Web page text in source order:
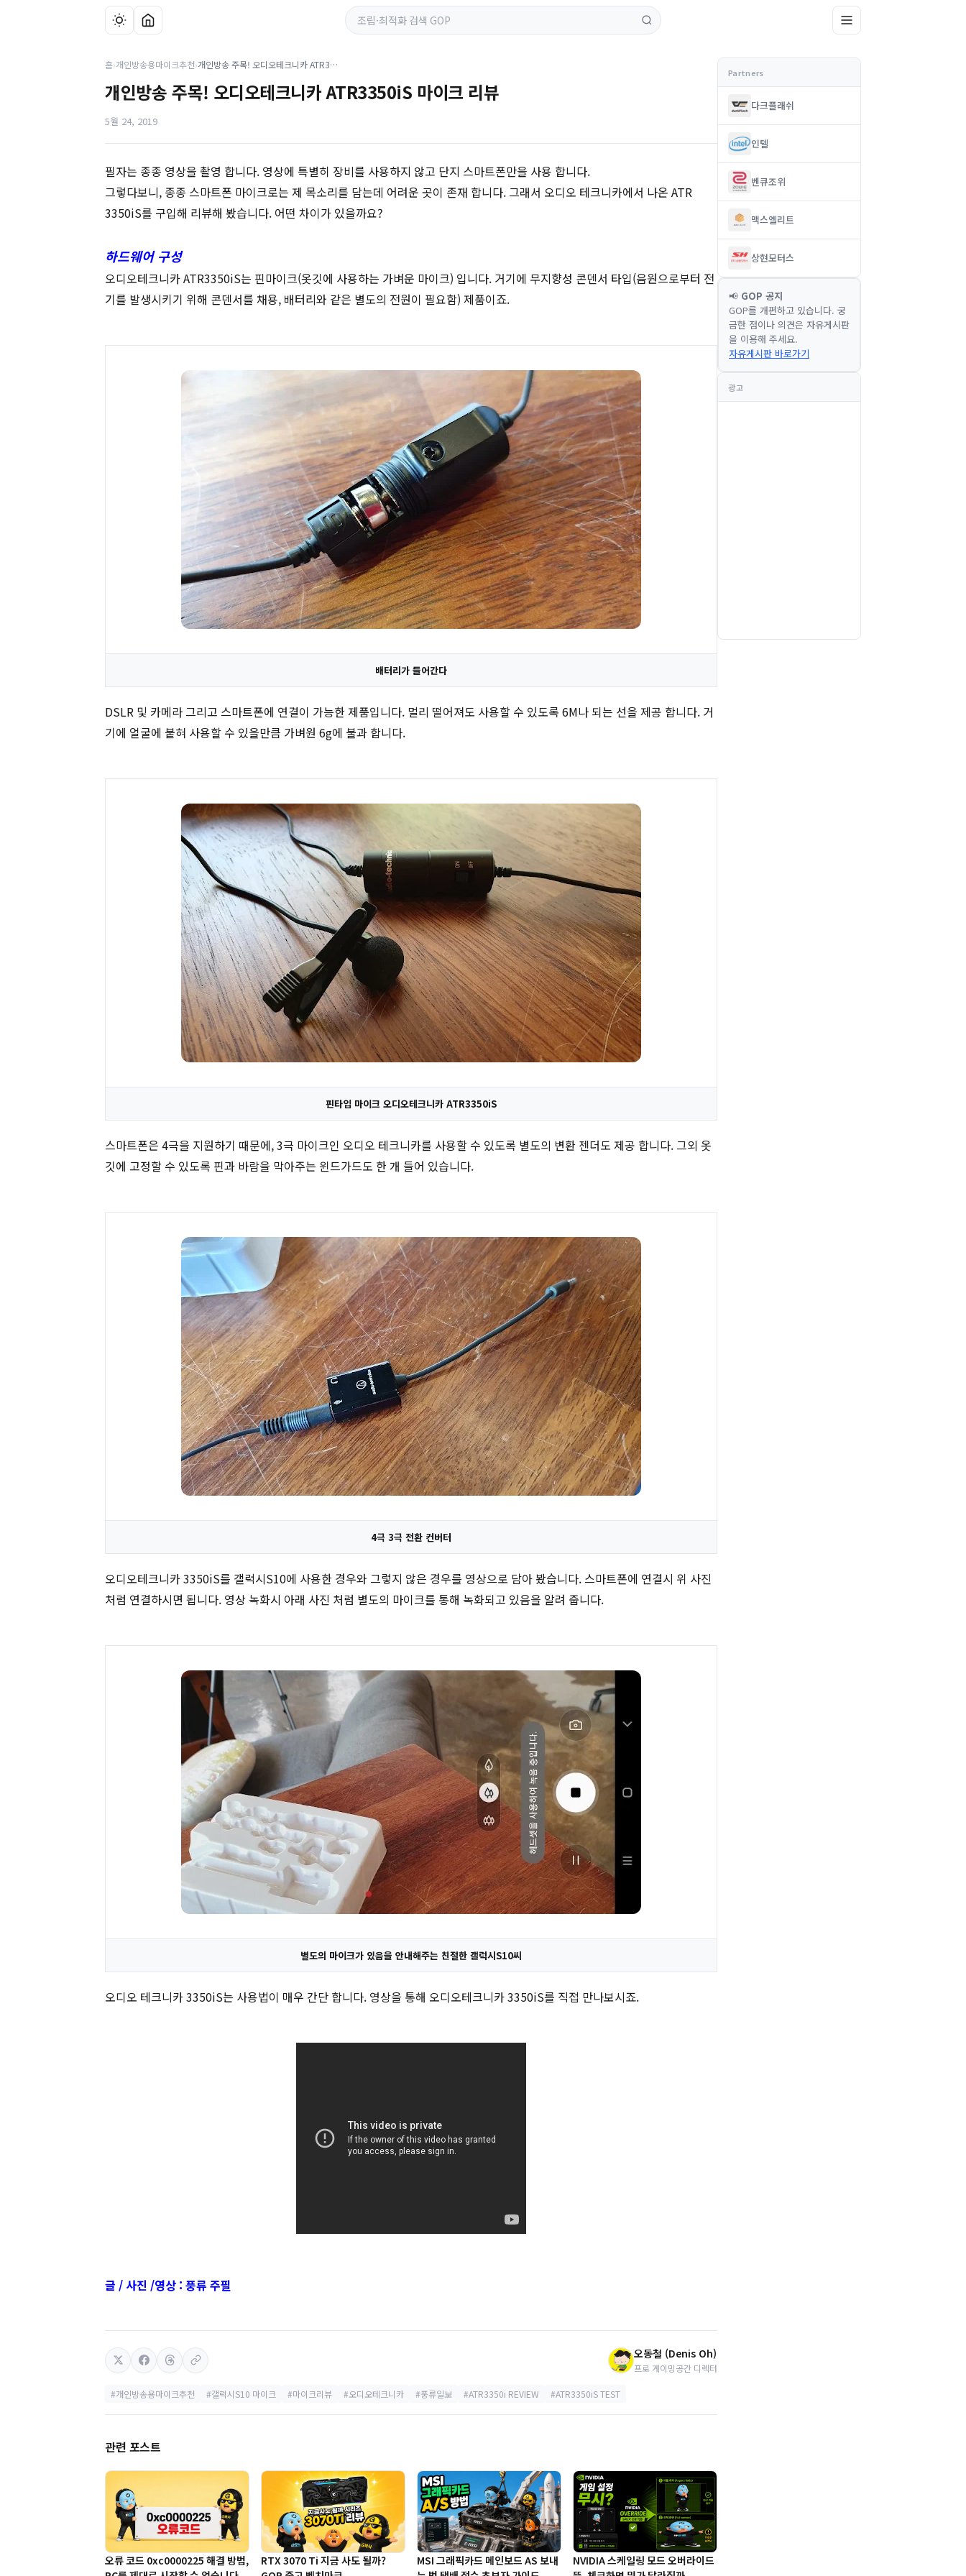
홈›개인방송용마이크추천› 개인방송 주목! 오디오테크니카 ATR3350iS 마이크 리뷰
개인방송 주목! 오디오테크니카 ATR3350iS 마이크 리뷰
5월 24, 2019
필자는 종종 영상을 촬영 합니다. 영상에 특별히 장비를 사용하지 않고 단지 스마트폰만을 사용 합니다.
그렇다보니, 종종 스마트폰 마이크로는 제 목소리를 담는데 어려운 곳이 존재 합니다. 그래서 오디오 테크니카에서 나온 ATR
3350iS를 구입해 리뷰해 봤습니다. 어떤 차이가 있을까요?
하드웨어 구성
오디오테크니카 ATR3350iS는 핀마이크(옷깃에 사용하는 가벼운 마이크) 입니다. 거기에 무지향성 콘덴서 타입(음원으로부터 전
기를 발생시키기 위해 콘덴서를 채용, 배터리와 같은 별도의 전원이 필요함) 제품이죠.
배터리가 들어간다
DSLR 및 카메라 그리고 스마트폰에 연결이 가능한 제품입니다. 멀리 떨어져도 사용할 수 있도록 6M나 되는 선을 제공 합니다. 거
기에 얼굴에 붙혀 사용할 수 있을만큼 가벼원 6g에 불과 합니다.
핀타입 마이크 오디오테크니카 ATR3350iS
스마트폰은 4극을 지원하기 때문에, 3극 마이크인 오디오 테크니카를 사용할 수 있도록 별도의 변환 젠더도 제공 합니다. 그외 옷
깃에 고정할 수 있도록 핀과 바람을 막아주는 윈드가드도 한 개 들어 있습니다.
4극 3극 전환 컨버터
오디오테크니카 3350iS를 갤럭시S10에 사용한 경우와 그렇지 않은 경우를 영상으로 담아 봤습니다. 스마트폰에 연결시 위 사진
처럼 연결하시면 됩니다. 영상 녹화시 아래 사진 처럼 별도의 마이크를 통해 녹화되고 있음을 알려 줍니다.
별도의 마이크가 있음을 안내해주는 친절한 갤럭시S10씨
오디오 테크니카 3350iS는 사용법이 매우 간단 합니다. 영상을 통해 오디오테크니카 3350iS를 직접 만나보시죠.
글 / 사진 /영상 : 풍류 주필
오동철 (Denis Oh)
프로 게이밍공간 디렉터
#개인방송용마이크추천 #갤럭시S10 마이크 #마이크리뷰 #오디오테크니카 #풍류일보 #ATR3350i REVIEW #ATR3350iS TEST
관련 포스트
오류 코드 0xc0000225 해결 방법,
RTX 3070 Ti 지금 사도 될까?
MSI 그래픽카드 메인보드 AS 보내
NVIDIA 스케일링 모드 오버라이드
다크플래쉬
인텔
벤큐조위
맥스엘리트
상현모터스
📢 GOP 공지
GOP를 개편하고 있습니다. 궁
금한 점이나 의견은 자유게시판
을 이용해 주세요.
자유게시판 바로가기
광고